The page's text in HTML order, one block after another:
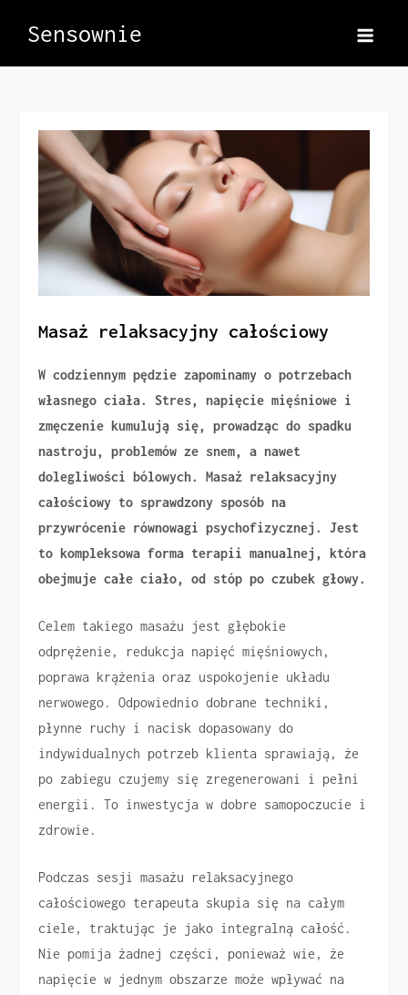
Sensownie
Masaż relaksacyjny całościowy
W codziennym pędzie zapominamy o potrzebach
własnego ciała. Stres, napięcie mięśniowe i
zmęczenie kumulują się, prowadząc do spadku
nastroju, problemów ze snem, a nawet
dolegliwości bólowych. Masaż relaksacyjny
całościowy to sprawdzony sposób na
przywrócenie równowagi psychofizycznej. Jest
to kompleksowa forma terapii manualnej, która
obejmuje całe ciało, od stóp po czubek głowy.
Celem takiego masażu jest głębokie
odprężenie, redukcja napięć mięśniowych,
poprawa krążenia oraz uspokojenie układu
nerwowego. Odpowiednio dobrane techniki,
płynne ruchy i nacisk dopasowany do
indywidualnych potrzeb klienta sprawiają, że
po zabiegu czujemy się zregenerowani i pełni
energii. To inwestycja w dobre samopoczucie i
zdrowie.
Podczas sesji masażu relaksacyjnego
całościowego terapeuta skupia się na całym
ciele, traktując je jako integralną całość.
Nie pomija żadnej części, ponieważ wie, że
napięcie w jednym obszarze może wpływać na